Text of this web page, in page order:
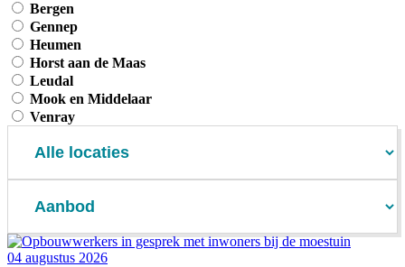
Bergen
Gennep
Heumen
Horst aan de Maas
Leudal
Mook en Middelaar
Venray
04 augustus 2026